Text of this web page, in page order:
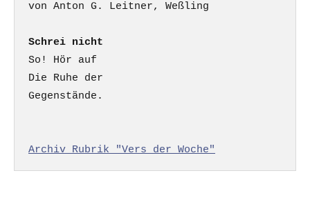
Schrei nicht
So! Hör auf
Die Ruhe der
Gegenstände.
Archiv Rubrik "Vers der Woche"